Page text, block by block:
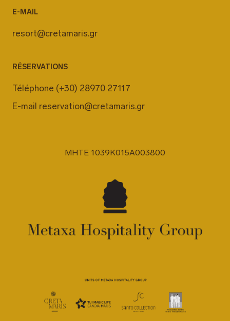
E-MAIL
resort@cretamaris.gr
RÉSERVATIONS
Téléphone (+30) 28970 27117
E-mail reservation@cretamaris.gr
MHTE 1039K015A003800